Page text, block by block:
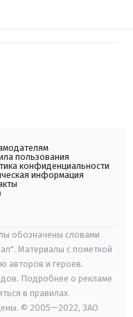
пользования
конфиденциальности
информация
обозначены словами
Материалы с пометкой
авторов и героев.
Подробнее о рекламе
в правилах
© 2005—2022, ЗАО